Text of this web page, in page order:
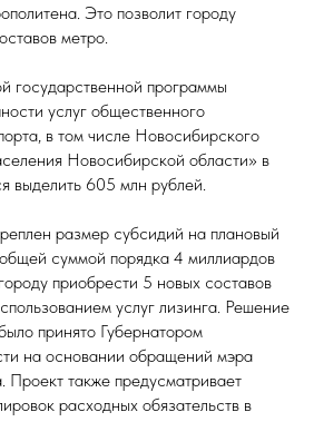
Это позволит городу
метро.
государственной программы
услуг общественного
в том числе Новосибирского
Новосибирской области» в
выделить 605 млн рублей.
размер субсидий на плановый
суммой порядка 4 миллиардов
приобрести 5 новых составов
услуг лизинга. Решение
принято Губернатором
на основании обращений мэра
Проект также предусматривает
расходных обязательств в